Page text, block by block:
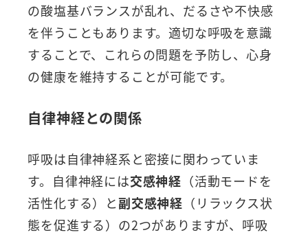
の酸塩基バランスが乱れ、だるさや不快感
を伴うこともあります。適切な呼吸を意識
することで、これらの問題を予防し、心身
の健康を維持することが可能です。
自律神経との関係
呼吸は自律神経系と密接に関わっていま
す。自律神経には交感神経 （活動モードを
活性化する）と副交感神経 （リラックス状
態を促進する）の2つがありますが、呼吸